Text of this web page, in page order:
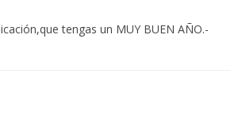
tengas un MUY BUEN AÑO.-